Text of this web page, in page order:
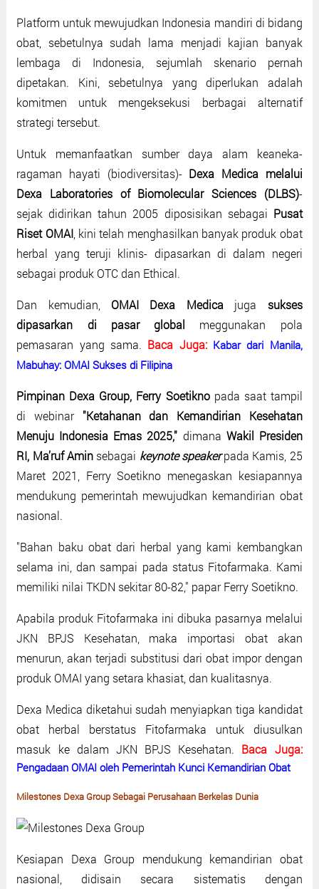
Platform untuk mewujudkan Indonesia mandiri di bidang
obat, sebetulnya sudah lama menjadi kajian banyak
lembaga di Indonesia, sejumlah skenario pernah
dipetakan. Kini, sebetulnya yang diperlukan adalah
komitmen untuk mengeksekusi berbagai alternatif
strategi tersebut.
Untuk memanfaatkan sumber daya alam keaneka-
ragaman hayati (biodiversitas)- Dexa Medica melalui
Dexa Laboratories of Biomolecular Sciences (DLBS)-
sejak didirikan tahun 2005 diposisikan sebagai Pusat
Riset OMAI, kini telah menghasilkan banyak produk obat
herbal yang teruji klinis- dipasarkan di dalam negeri
sebagai produk OTC dan Ethical.
Dan kemudian, OMAI Dexa Medicajuga sukses
dipasarkan di pasar global meggunakan pola
pemasaran yang sama. Baca Juga: Kabar dari Manila,
Mabuhay: OMAI Sukses di Filipina
Pimpinan Dexa Group, Ferry Soetiknopada saat tampil
di webinar "Ketahanan dan Kemandirian Kesehatan
Menuju Indonesia Emas 2025," dimana Wakil Presiden
RI, Ma’ruf Aminsebagai keynote speakerpada Kamis, 25
Maret 2021, Ferry Soetikno menegaskan kesiapannya
mendukung pemerintah mewujudkan kemandirian obat
nasional.
"Bahan baku obat dari herbal yang kami kembangkan
selama ini, dan sampai pada status Fitofarmaka. Kami
memiliki nilai TKDN sekitar 80-82," papar Ferry Soetikno.
Apabila produk Fitofarmaka ini dibuka pasarnya melalui
JKN BPJS Kesehatan, maka importasi obat akan
menurun, akan terjadi substitusi dari obat impor dengan
produk OMAI yang setara khasiat, dan kualitasnya.
Dexa Medica diketahui sudah menyiapkan tiga kandidat
obat herbal berstatus Fitofarmaka untuk diusulkan
masuk ke dalam JKN BPJS Kesehatan. Baca Juga:
Pengadaan OMAI oleh Pemerintah Kunci Kemandirian Obat
Milestones Dexa Group Sebagai Perusahaan Berkelas Dunia
Kesiapan Dexa Group mendukung kemandirian obat
nasional, didisain secara sistematis dengan